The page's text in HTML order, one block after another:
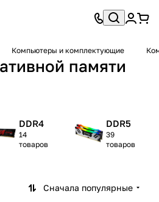
Компьютеры и комплектующие
памяти
DDR4
14
товаров
DDR5
39
товаров
Сначала популярные